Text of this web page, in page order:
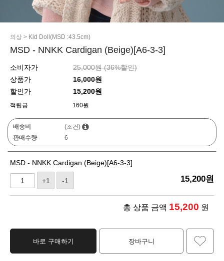
의상 > Kid Doll(MSD :43.5cm)
MSD - NNKK Cardigan (Beige)[A6-3-3]
소비자가 25,000원 (36%할인)
상품가
16,000원
할인가
15,200원
적립금 160원
배송비
(조건)
판매수량
6
MSD - NNKK Cardigan (Beige)[A6-3-3]
+1 -1 15,200원
총 상품 금액 15,200 원
바로 구매하기 장바구니